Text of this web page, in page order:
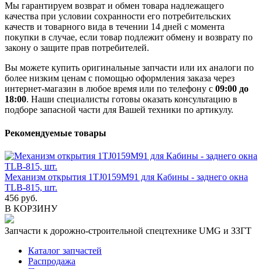
Мы гарантируем возврат и обмен товара надлежащего
качества при условии сохранности его потребительских
качеств и товарного вида в течении 14 дней с момента
покупки в случае, если товар подлежит обмену и возврату по
закону о защите прав потребителей.
Вы можете купить оригинальные запчасти или их аналоги по
более низким ценам с помощью оформления заказа через
интернет-магазин в любое время или по телефону с 09:00 до
18:00. Наши специалисты готовы оказать консультацию в
подборе запасной части для Вашей техники по артикулу.
Рекомендуемые товары
Механизм открытия 1TJ0159M91 для Кабины - заднего окна
TLB-815, шт.
456 руб.
В КОРЗИНУ
Запчасти к дорожно-строительной спецтехнике UMG и ЗЗГТ
Каталог запчастей
Распродажа